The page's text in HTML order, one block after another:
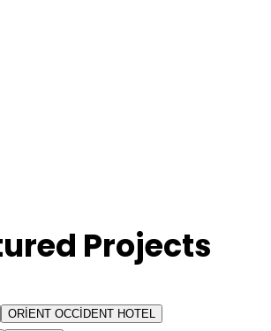
Projects
ORİENT OCCİDENT HOTEL